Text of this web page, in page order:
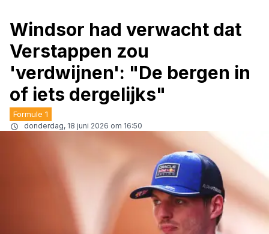
Windsor had verwacht dat
Verstappen zou
'verdwijnen': "De bergen in
of iets dergelijks"
Formule 1
donderdag, 18 juni 2026 om 16:50